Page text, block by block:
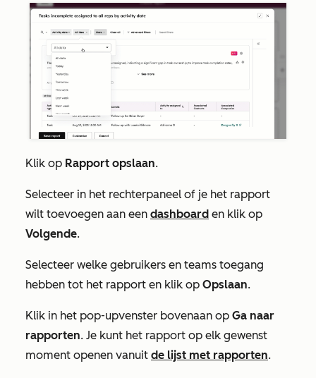
Klik op Rapport opslaan.
Selecteer in het rechterpaneel of je het rapport
wilt toevoegen aan een dashboard en klik op
Volgende.
Selecteer welke gebruikers en teams toegang
hebben tot het rapport en klik op Opslaan.
Klik in het pop-upvenster bovenaan op Ga naar
rapporten. Je kunt het rapport op elk gewenst
moment openen vanuit de lijst met rapporten.